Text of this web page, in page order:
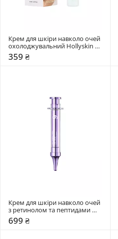
Крем для шкіри навколо очей
охолоджувальний Hollyskin 15
мл
359 ₴
Крем для шкіри навколо очей
з ретинолом та пептидами
Numbuzin 10 мл
699 ₴